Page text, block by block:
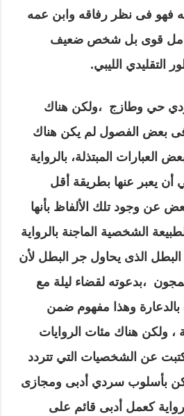
فهو فى نظر رفاقه وابن عمه
قوى بل شخص ضعيف
الليبي.
حي وطازج ،ولكن هناك
بعض الفصول لم يكن هناك
العبارات المبتذلة، بالرواية
أن يعبر عنها بطريقة أقل
عن وجود تلك الألفاظ بأنها
الشخصية الماجنة بالرواية
الذى يحاول جر البطل لأن
،بدعوته لقضاء ليلة مع
بالدعارة وهذا مفهوم ضمن
، ولكن هناك مئات الروايات
كتبت عن الشخصيات التي تتردد
بأسلوب سردي أدبى ومجازى
كعمل أدبى قائم على